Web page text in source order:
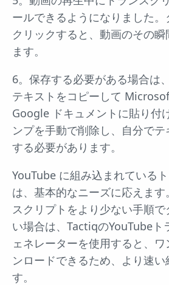
ールできるようになりました
クリックすると、動画のその瞬
ます。
6。保存する必要がある場合は
テキストをコピーして
Google ドキュメントに貼り付
ンプを手動で削除し、自分で
する必要があります。
YouTube に組み込まれている
は、基本的なニーズに応えま
スクリプトをより少ない手順
い場合は、TactiqのYouTubeト
ェネレーターを使用すると、
ンロードできるため、より速い
す。